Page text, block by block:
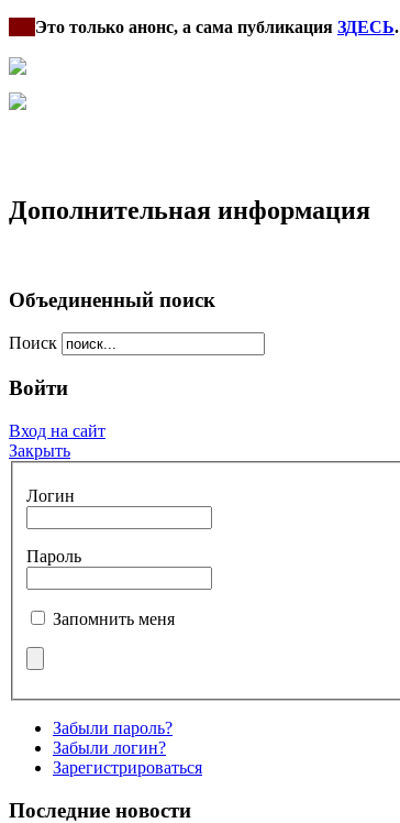
Это только анонс, а сама публикация ЗДЕСЬ.
Дополнительная информация
Объединенный поиск
Поиск
Войти
Вход на сайт
Закрыть
Логин
Пароль
Запомнить меня
Забыли пароль?
Забыли логин?
Зарегистрироваться
Последние новости